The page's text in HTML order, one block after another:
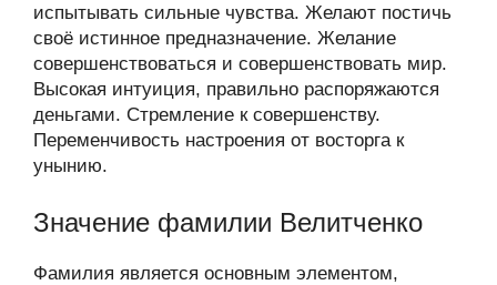
испытывать сильные чувства. Желают постичь
своё истинное предназначение. Желание
совершенствоваться и совершенствовать мир.
Высокая интуиция, правильно распоряжаются
деньгами. Стремление к совершенству.
Переменчивость настроения от восторга к
унынию.
Значение фамилии Велитченко
Фамилия является основным элементом,